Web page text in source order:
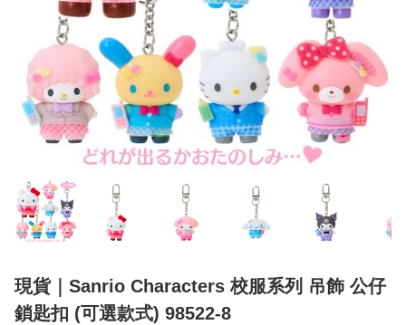
現貨｜Sanrio Characters 校服系列 吊飾 公仔
鎖匙扣 (可選款式) 98522-8